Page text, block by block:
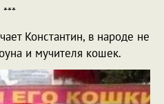
***
Константин, в народе не
и мучителя кошек.